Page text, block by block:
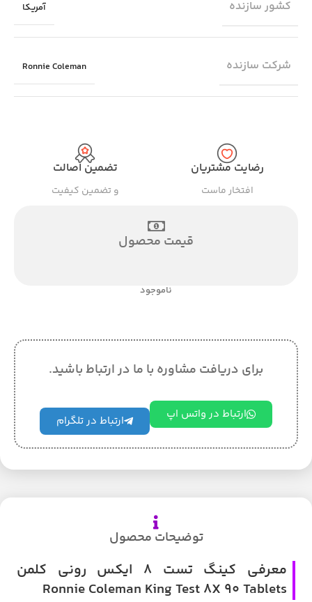
کشور سازنده آمریکا
شرکت سازنده Ronnie Coleman
رضایت مشتریان
افتخار ماست
تضمین اصالت
و تضمین کیفیت
قیمت محصول
ناموجود
برای دریافت مشاوره با ما در ارتباط باشید.
ارتباط در واتس اپ ارتباط در تلگرام
توضیحات محصول
معرفی کینگ تست 8 ایکس رونی کلمن
Ronnie Coleman King Test 8X 90 Tablets